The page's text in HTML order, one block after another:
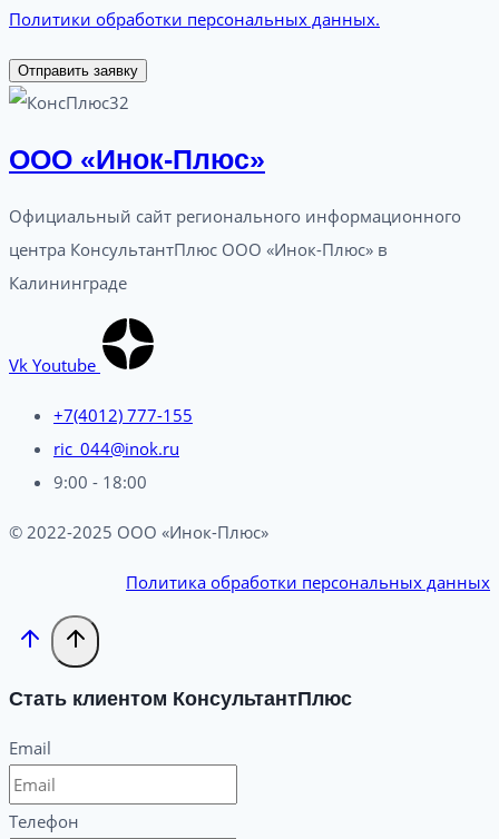
Политики обработки персональных данных.
Отправить заявку
ООО «Инок-Плюс»
Официальный сайт регионального информационного
центра КонсультантПлюс ООО «Инок-Плюс» в
Калининграде
Vk Youtube
+7(4012) 777-155
ric_044@inok.ru
9:00 - 18:00
© 2022-2025 ООО «Инок-Плюс»
Политика обработки персональных данных
Стать клиентом КонсультантПлюс
Email
Телефон